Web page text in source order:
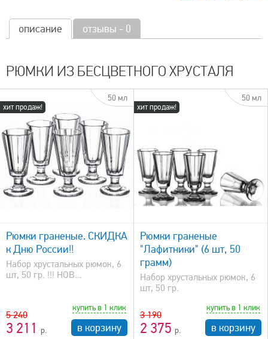
описание отзывы - 0
РЮМКИ ИЗ БЕСЦВЕТНОГО ХРУСТАЛЯ
хит продаж!
50 мл
Рюмки граненые. СКИДКА
к Дню России!!
Набор хрустальных рюмок, 6
шт, 50 гр. !!! НОВ...
5 240
3 211
купить в 1 клик
в корзину
хит продаж!
50 мл
Рюмки граненые
"Лафитники" (6 шт, 50
грамм)
Набор хрустальных рюмок, 6
шт, 50 гр.
3 190
2 375
купить в 1 клик
в корзину